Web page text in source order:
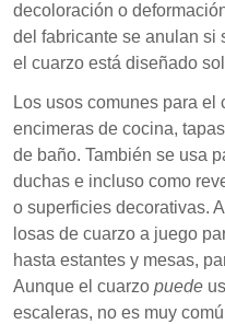
decoloración o
del fabricante se anulan si
el cuarzo está diseñado
Los usos comunes para
encimeras de cocina,
de baño. También se usa
duchas e incluso como
o superficies decorativas.
losas de cuarzo a juego
hasta estantes y mesas,
Aunque el cuarzo puede
escaleras, no es muy